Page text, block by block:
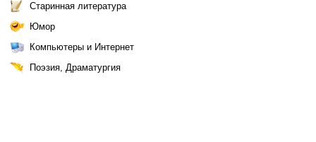
Старинная литература
Юмор
Компьютеры и Интернет
Поэзия, Драматургия